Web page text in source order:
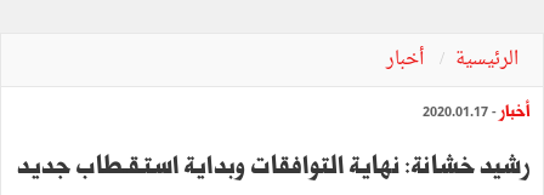
الرئيسية أخبار
أخبار - 2020.01.17
رشيد خشانة: نهاية التوافقات وبداية استـقـطاب جديد